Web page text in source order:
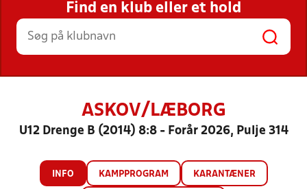
STILLINGER, RESULTATER, KLUBBER OG
HOLD
Find en klub eller et hold
ASKOV/LÆBORG
U12 Drenge B (2014) 8:8 - Forår 2026, Pulje 314
INFO KAMPPROGRAM KARANTÆNER